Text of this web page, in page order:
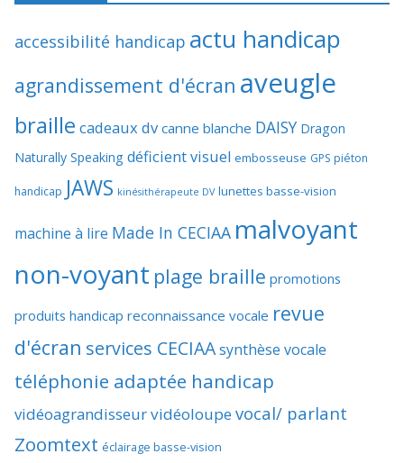
accessibilité handicap actu handicap
agrandissement d'écran aveugle
braille cadeaux dv canne blanche DAISY Dragon
Naturally Speaking déficient visuel embosseuse GPS piéton
handicap JAWS kinésithérapeute DV lunettes basse-vision
machine à lire Made In CECIAA malvoyant
non-voyant plage braille promotions
produits handicap reconnaissance vocale revue
d'écran services CECIAAsynthèse vocale
téléphonie adaptée handicap
vidéoagrandisseurvidéoloupevocal/ parlant
Zoomtext éclairage basse-vision